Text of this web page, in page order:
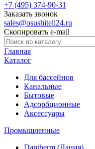
+7 (495) 374-90-31
Заказать звонок
sales@osushiteli24.ru
Скопировать e-mail
Главная
Каталог
Для бассейнов
Канальные
Бытовые
Адсорбционные
Аксессуары
Промышленные
Dantherm (Дания)